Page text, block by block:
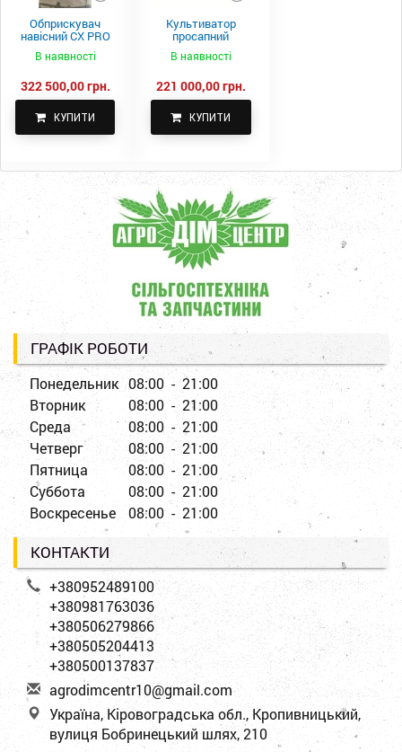
Обприскувач
навісний CX PRO
В наявності
322 500,00 грн.
КУПИТИ
Культиватор
просапний
КПН-5,6-05
В наявності
221 000,00 грн.
КУПИТИ
ГРАФІК РОБОТИ
Понедельник 08:00 - 21:00
Вторник
08:00 - 21:00
Среда
08:00 - 21:00
Четверг
08:00 - 21:00
Пятница
08:00 - 21:00
Суббота
08:00 - 21:00
Воскресенье
08:00 - 21:00
КОНТАКТИ
+380952489100
+380981763036
+380506279866
+380505204413
+380500137837
agrodimcentr10@gmail.com
Україна, Кіровоградська обл., Кропивницький,
вулиця Бобринецький шлях, 210